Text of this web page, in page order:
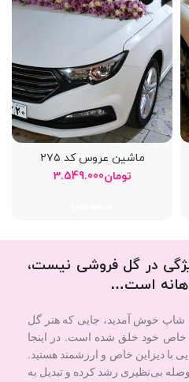
ماشین عروس کد ۲۷۵
تومان3.549.000
در گل فروشی نیست،
است…
شاپ خوش آمدید، جایی که هنر گل
خود خلق شده است. در اینجا
با دیزاین خاص و ارزشمند هستید.
بی‌نظیری رشد کرده و تبدیل به